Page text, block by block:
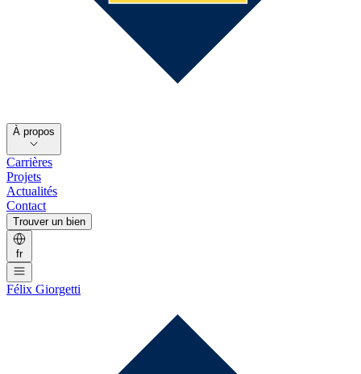
À propos
Carrières
Projets
Actualités
Contact
Trouver un bien
fr
Félix Giorgetti